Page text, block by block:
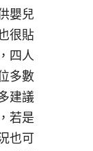
嬰兒
很貼
四人
多數
建議
若是
也可